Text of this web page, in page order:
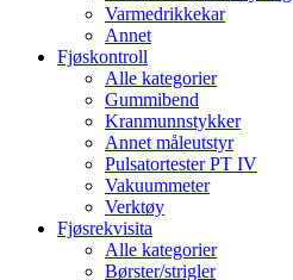
Varmedrikkekar
Annet
Fjøskontroll
Alle kategorier
Gummibend
Kranmunnstykker
Annet måleutstyr
Pulsatortester PT IV
Vakuummeter
Verktøy
Fjøsrekvisita
Alle kategorier
Børster/strigler